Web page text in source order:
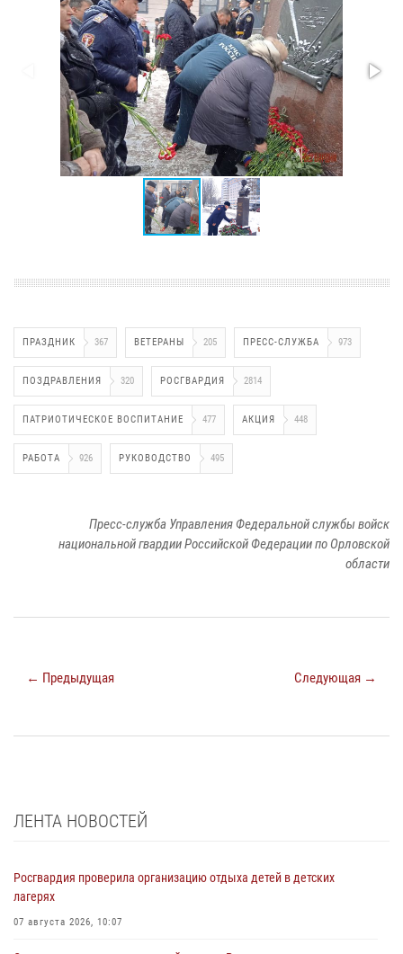
ПРАЗДНИК 367 ВЕТЕРАНЫ 205 ПРЕСС-СЛУЖБА 973
ПОЗДРАВЛЕНИЯ 320 РОСГВАРДИЯ 2814
ПАТРИОТИЧЕСКОЕ ВОСПИТАНИЕ 477 АКЦИЯ 448
РАБОТА 926 РУКОВОДСТВО 495
Пресс-служба Управления Федеральной службы войск
национальной гвардии Российской Федерации по Орловской
области
← Предыдущая Следующая →
ЛЕНТА НОВОСТЕЙ
Росгвардия проверила организацию отдыха детей в детских
лагерях
07 августа 2026, 10:07